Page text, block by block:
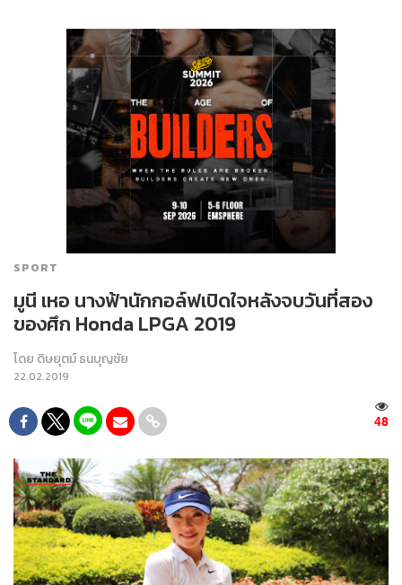
SPORT
มูนี เหอ นางฟ้านักกอล์ฟเปิดใจหลังจบวันที่สอง
ของศึก Honda LPGA 2019
โดย ดิษยุตม์ ธนบุญชัย
22.02.2019
48